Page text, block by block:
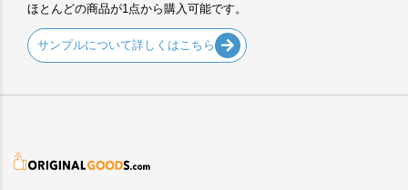
ほとんどの商品が1点から購入可能です。
サンプルについて詳しくはこちら